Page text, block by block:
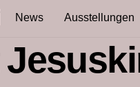
News Ausstellungen